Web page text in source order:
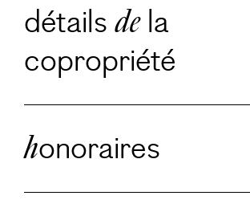
détailsdela
copropriété
honoraires